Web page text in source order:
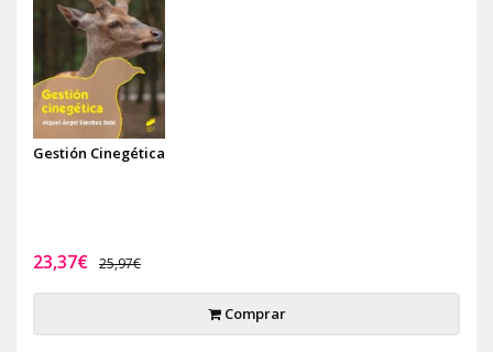
Gestión Cinegética
23,37€ 25,97€
Comprar